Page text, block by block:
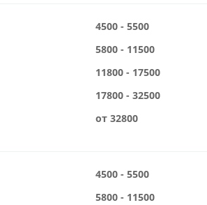
4500 - 5500
5800 - 11500
11800 - 17500
17800 - 32500
от 32800
4500 - 5500
5800 - 11500